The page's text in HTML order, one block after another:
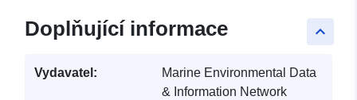
keyboard_arrow_up
Doplňující informace
Vydavatel:
Marine Environmental Data
& Information Network